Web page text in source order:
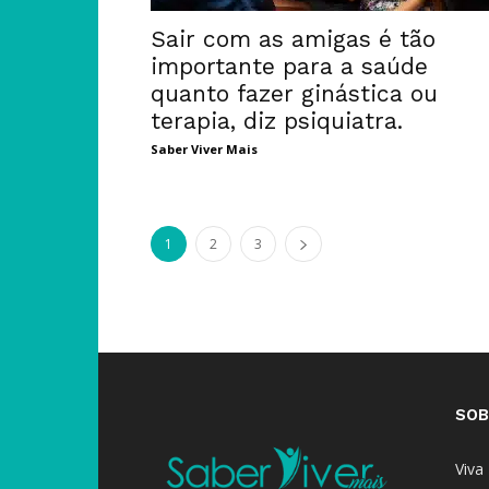
Sair com as amigas é tão
importante para a saúde
quanto fazer ginástica ou
terapia, diz psiquiatra.
Saber Viver Mais
1 2 3
Viva